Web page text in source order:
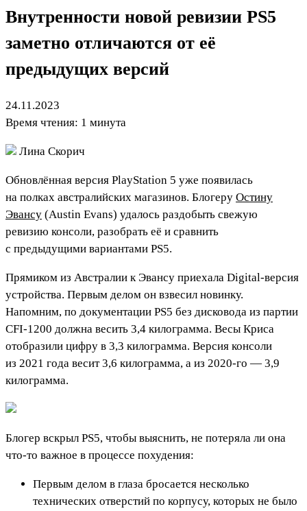
Внутренности новой ревизии PS5
заметно отличаются от её
предыдущих версий
24.11.2023
Время чтения: 1 минута
Лина Скорич
Обновлённая версия PlayStation 5 уже появилась
на полках австралийских магазинов. Блогеру Остину
Эвансу (Austin Evans) удалось раздобыть свежую
ревизию консоли, разобрать её и сравнить
с предыдущими вариантами PS5.
Прямиком из Австралии к Эвансу приехала Digital-версия
устройства. Первым делом он взвесил новинку.
Напомним, по документации PS5 без дисковода из партии
CFI-1200 должна весить 3,4 килограмма. Весы Криса
отобразили цифру в 3,3 килограмма. Версия консоли
из 2021 года весит 3,6 килограмма, а из 2020-го — 3,9
килограмма.
Блогер вскрыл PS5, чтобы выяснить, не потеряла ли она
что-то важное в процессе похудения:
Первым делом в глаза бросается несколько
технических отверстий по корпусу, которых не было